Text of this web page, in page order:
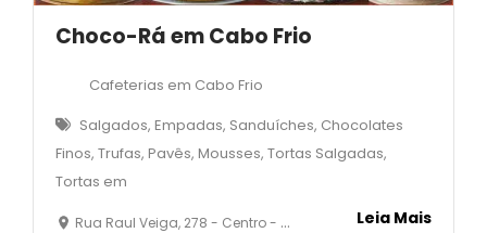
Choco-Rá em Cabo Frio
Cafeterias em Cabo Frio
Salgados, Empadas, Sanduíches, Chocolates
Finos, Trufas, Pavês, Mousses, Tortas Salgadas,
Tortas em
Rua Raul Veiga, 278 - Centro - Cabo Frio Leia Mais